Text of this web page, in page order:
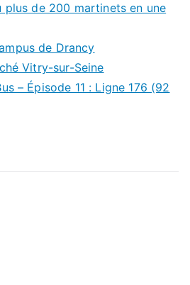
plus de 200 martinets en une
de Drancy
Vitry-sur-Seine
– Épisode 11 : Ligne 176 (92